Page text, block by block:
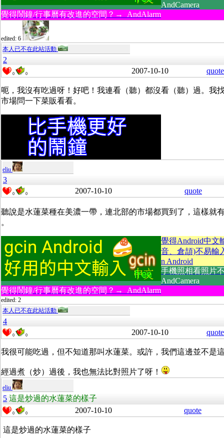
AndCamera
覺得鬧鐘/行事曆有改進的空間？→ AndAlarm
edited: 6
本人已不在此站活動
2
0 0 2007-10-10 quote
呃，我沒有吃過呀！好吧！我連看（聽）都沒看（聽）過。我
市場問一下菜販看看。
eliu
3
0 0 2007-10-10 quote
聽說是水蓮菜種在美濃一帶，連北部的市場都買到了，這樣就
。
覺得Android中文
音、倉頡)不易輸
n Android
手機照相看照片
AndCamera
覺得鬧鐘/行事曆有改進的空間？→ AndAlarm
edited: 2
本人已不在此站活動
4
0 0 2007-10-10 quote
我很可能吃過，但不知道那叫水蓮菜。或許，我們這邊並不是
經過煮（炒）過後，我也無法比對照片了呀！
eliu
5 這是炒過的水蓮菜的樣子
0 0 2007-10-10 quote
這是炒過的水蓮菜的樣子